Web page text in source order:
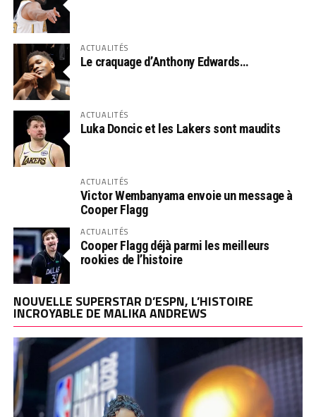
ACTUALITÉS
Le craquage d’Anthony Edwards…
ACTUALITÉS
Luka Doncic et les Lakers sont maudits
ACTUALITÉS
Victor Wembanyama envoie un message à
Cooper Flagg
ACTUALITÉS
Cooper Flagg déjà parmi les meilleurs
rookies de l’histoire
NOUVELLE SUPERSTAR D’ESPN, L’HISTOIRE
INCROYABLE DE MALIKA ANDREWS